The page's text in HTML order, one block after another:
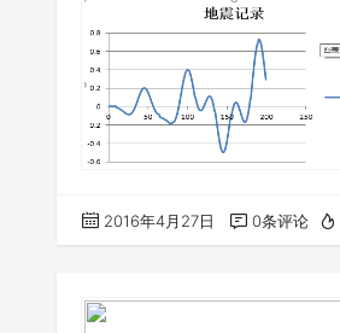
2016年4月27日 0条评论